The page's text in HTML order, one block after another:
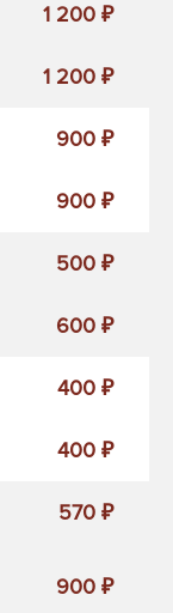
1 200 ₽
1 200 ₽
900 ₽
900 ₽
500 ₽
600 ₽
400 ₽
400 ₽
570 ₽
900 ₽